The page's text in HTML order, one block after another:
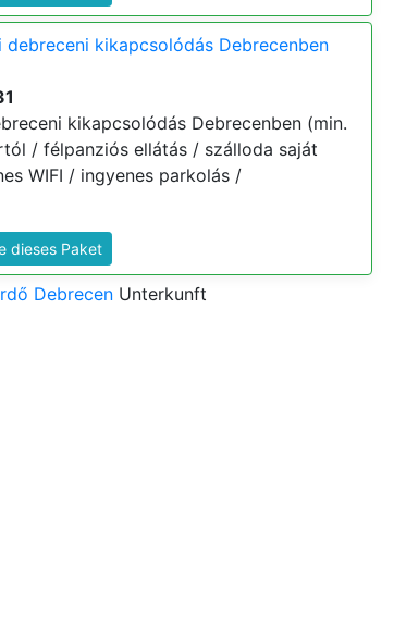
kikapcsolódás Debrecenben
kikapcsolódás Debrecenben (min.
/ félpanziós ellátás / szálloda saját
WIFI / ingyenes parkolás /
dieses Paket
Debrecen Unterkunft